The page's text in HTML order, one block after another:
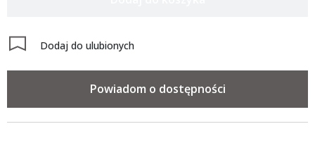
Dodaj do ulubionych
Powiadom o dostępności